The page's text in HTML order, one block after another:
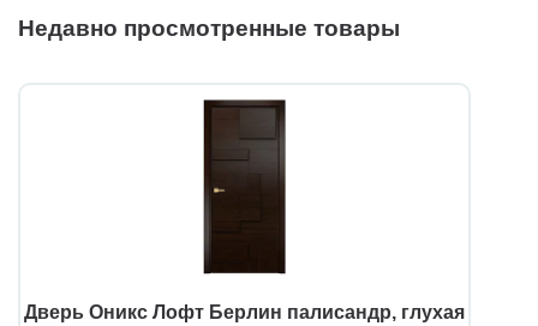
Недавно просмотренные товары
Дверь Оникс Лофт Берлин палисандр, глухая